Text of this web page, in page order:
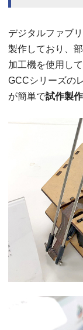
デジタルファブ
製作しており、
加工機を使用して
GCCシリーズの
が簡単で試作製